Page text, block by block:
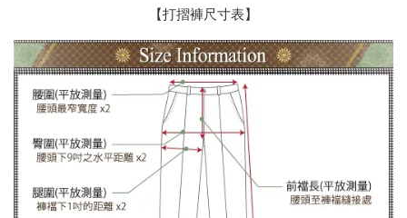
【打摺褲尺寸表】